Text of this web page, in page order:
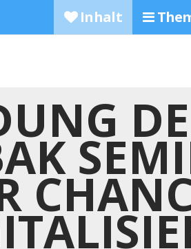
Inhalt